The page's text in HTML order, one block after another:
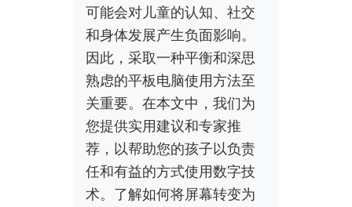
可能会对儿童的认知、社交
和身体发展产生负面影响。
因此，采取一种平衡和深思
熟虑的平板电脑使用方法至
关重要。在本文中，我们为
您提供实用建议和专家推
荐，以帮助您的孩子以负责
任和有益的方式使用数字技
术。了解如何将屏幕转变为